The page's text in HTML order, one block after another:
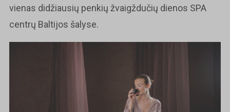
vienas didžiausių penkių žvaigždučių dienos SPA
centrų Baltijos šalyse.